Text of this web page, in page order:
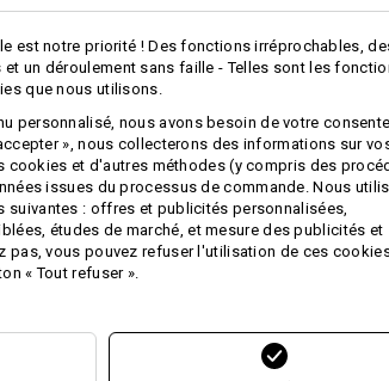
Concevoir soi-
même
plus
est notre priorité ! Des fonctions irréprochables,
un déroulement sans faille - Telles sont les
que nous utilisons.
personnalisé, nous avons besoin de votre
», nous collecterons des informations sur
cookies et d'autres méthodes (y compris des
issues du processus de commande. Nous
suivantes : offres et publicités personnalisées,
études de marché, et mesure des publicités et
pas, vous pouvez refuser l'utilisation de ces
« Tout refuser ».